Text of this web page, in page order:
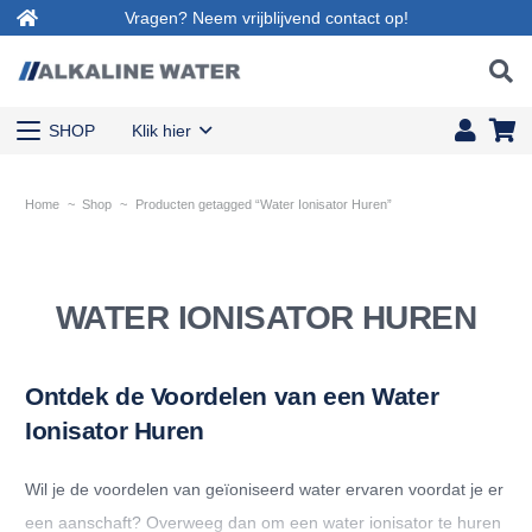
Vragen? Neem vrijblijvend contact op!
SHOP Klik hier
Home ~ Shop ~ Producten getagged “Water Ionisator Huren”
WATER IONISATOR HUREN
Ontdek de Voordelen van een Water
Ionisator Huren
Wil je de voordelen van geïoniseerd water ervaren voordat je er
een aanschaft? Overweeg dan om een water ionisator te huren